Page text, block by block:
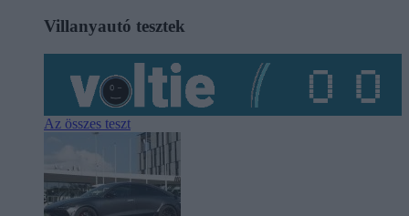
Villanyautó tesztek
Az összes teszt